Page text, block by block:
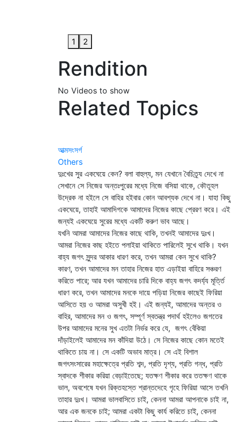
1 2
Rendition
No Videos to show
Related Topics
আত্মসংসর্গ
Others
দুঃখের সুর একঘেয়ে কেন? বলা বাহুল্য, মন যেখানে বৈচিত্র্য দেখে না
সেখানে সে নিজের অন্তঃপুরের মধ্যে নিজে বসিয়া থাকে, কৌতূহল
উদ্রেক না হইলে সে বাহির হইবার কোন আবশ্যক দেখে না। যাহা কিছু
একঘেয়ে, তাহাই আমাদিগকে আমাদের নিজের কাছে প্রেরণ করে। এই
জন্যই একঘেয়ে সুরের মধ্যে একটি করুণ ভাব আছে।
যখনি আমরা আমাদের নিজের কাছে থাকি, তখনই আমাদের দুঃখ।
আমরা নিজের কাছ হইতে পলাইয়া থাকিতে পারিলেই সুখে থাকি। যখন
বাহ্য জগৎ সুন্দর আকার ধারণ করে, তখন আমরা কেন সুখে থাকি?
কারণ, তখন আমাদের মন তাহার নিজের হাত এড়াইয়া বাহিরে সঞ্চরণ
করিতে পারে; আর যখন আমাদের চারি দিকে বাহ্য জগৎ কদর্য্য মূর্ত্তি
ধারণ করে, তখন আমাদের মনকে দায়ে পড়িয়া নিজের কাছেই ফিরিয়া
আসিতে হয় ও আমরা অসুখী হই। এই জন্যই, আমাদের অন্তর ও
বাহির, আমাদের মন ও জগৎ, সম্পূর্ণ স্বতন্ত্র পদার্থ হইলেও জগতের
উপর আমাদের মনের সুখ এতটা নির্ভর করে যে, জগৎ বেঁকিয়া
দাঁড়াইলেই আমাদের মন কাঁদিয়া উঠে। সে নিজের কাছে কোন মতেই
থাকিতে চায় না। সে একটি অভাব মাত্র। সে এই বিশাল
জগৎসংসারের মহাক্ষেত্রে প্রতি শব্দ, প্রতি দৃশ্য, প্রতি গন্ধ, প্রতি
স্বাদকে শীকার করিয়া বেড়াইতেছে; যতক্ষণ শীকার করে ততক্ষণ থাকে
ভাল, অবশেষে যখন রিক্তহস্তে শ্রান্তদেহে গৃহে ফিরিয়া আসে তখনি
তাহার দুঃখ। আমরা ভালবাসিতে চাই, কেননা আমরা আপনাকে চাই না,
আর এক জনকে চাই; আমরা একটা কিছু কার্য করিতে চাই, কেননা